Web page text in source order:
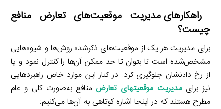
راهکارهای مدیریت موقعیت‌های تعارض منافع
چیست؟
برای مدیریت هر یک از موقعیت‌های ذکرشده روش‌ها و شیوه‌هایی
مشخص‌شده است تا بتوان تا حد ممکن آن‌ها را کنترل نمود و یا
از رخ دادنشان جلوگیری کرد. در کنار این موارد خاص راهبردهایی
نیز برای مدیریت موقعیت­های تعارض منافع به‌صورت کلی و عام
مطرح هستند که در اینجا اشاره کوتاهی به آن‌ها می‌کنیم: